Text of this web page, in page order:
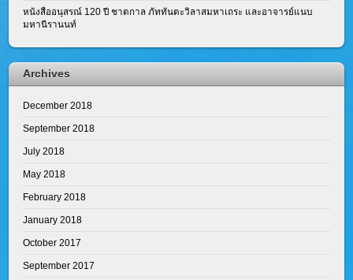
หนังสืออนุสรณ์ 120 ปี ชาตกาล ภัททันตะวิลาสมหาเถระ และอาจารย์แนบ
มหานีรานนท์
Archives
December 2018
September 2018
July 2018
May 2018
February 2018
January 2018
October 2017
September 2017